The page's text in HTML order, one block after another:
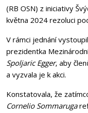
(RB OSN) z iniciativy
května 2024 rezoluci
V rámci jednání
prezidentka
Spoljaric Egger, aby
a vyzvala je k akci.
Konstatovala, že
Cornelio Sommaruga